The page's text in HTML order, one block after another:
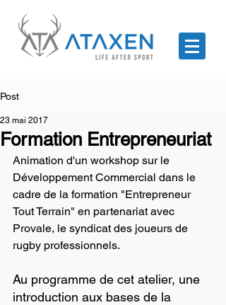
Post
Formation Entrepreneuriat
23 mai 2017
Animation d'un workshop sur le
Développement Commercial dans le
cadre de la formation "Entrepreneur
Tout Terrain" en partenariat avec
Provale, le syndicat des joueurs de
rugby professionnels.
Au programme de cet atelier, une
introduction aux bases de la